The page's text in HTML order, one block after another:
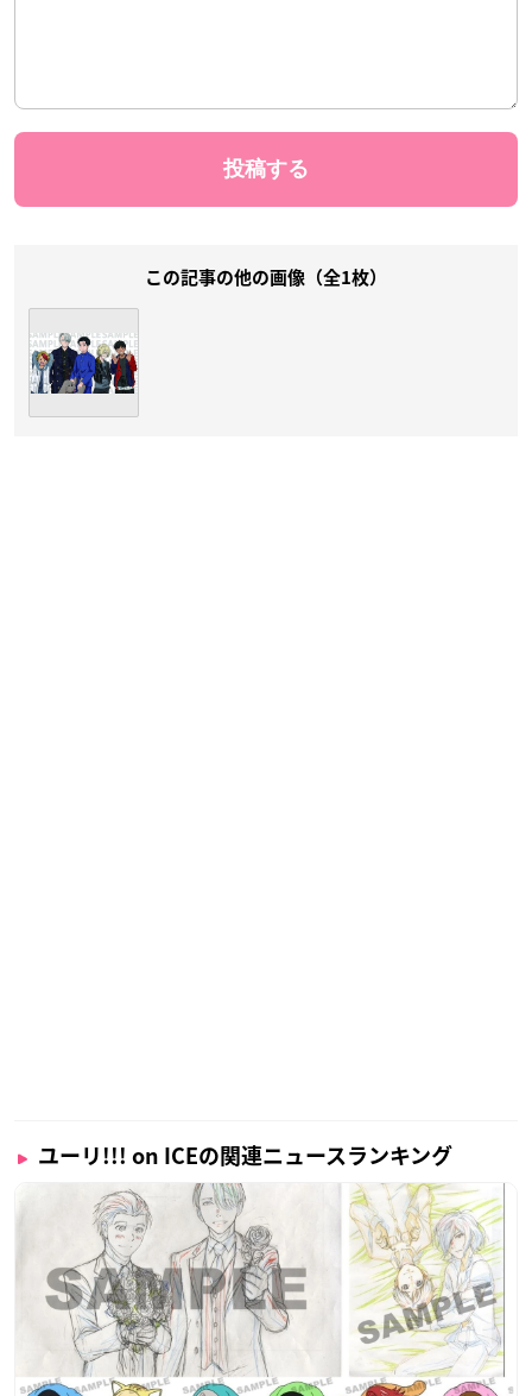
この記事の他の画像（全1枚）
ユーリ!!! on ICEの関連ニュースランキング